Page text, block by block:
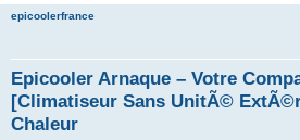
epicoolerfrance
Epicooler Arnaque – Votre
[Climatiseur Sans UnitÃ©
Chaleur